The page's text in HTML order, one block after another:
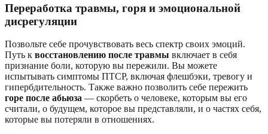
Переработка травмы, горя и эмоциональной
дисрегуляции
Позвольте себе прочувствовать весь спектр своих эмоций.
Путь к восстановлению после травмы включает в себя
признание боли, которую вы пережили. Вы можете
испытывать симптомы ПТСР, включая флешбэки, тревогу и
гипербдительность. Также важно позволить себе пережить
горе после абьюза — скорбеть о человеке, которым вы его
считали, о будущем, которое вы представляли, и о частях себя,
которые вы потеряли в отношениях.